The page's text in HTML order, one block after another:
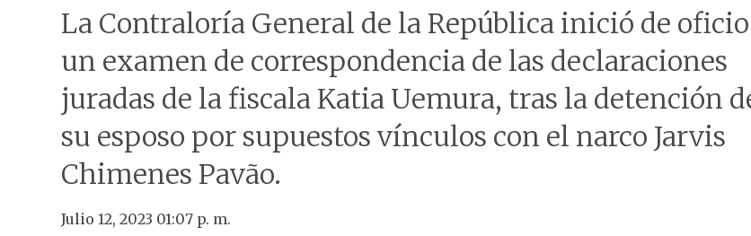
La Contraloría General de la República inició de oficio
un examen de correspondencia de las declaraciones
juradas de la fiscala Katia Uemura, tras la detención
su esposo por supuestos vínculos con el narco Jarvis
Chimenes Pavão.
Julio 12, 2023 01:07 p. m.